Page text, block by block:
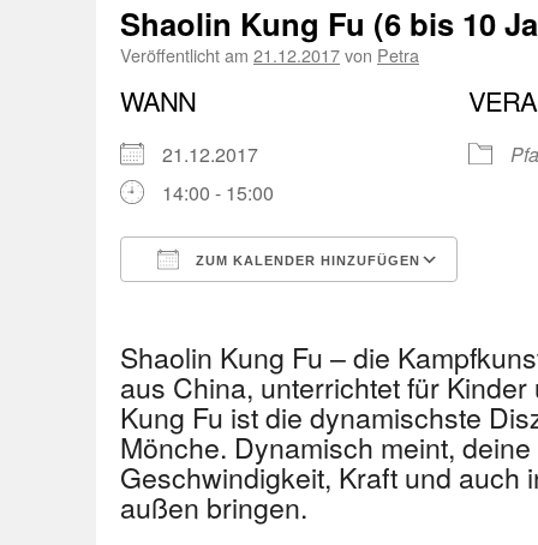
Shaolin Kung Fu (6 bis 10
Veröffentlicht am 21.12.2017von Petra
WANN
21.12.2017
14:00 - 15:00
ZUM KALENDER HINZUFÜGEN
Shaolin Kung Fu – die
aus China, unterrichtet für
Kung Fu ist die dynamischste
Mönche. Dynamisch meint,
Geschwindigkeit, Kraft und auch
außen bringen.